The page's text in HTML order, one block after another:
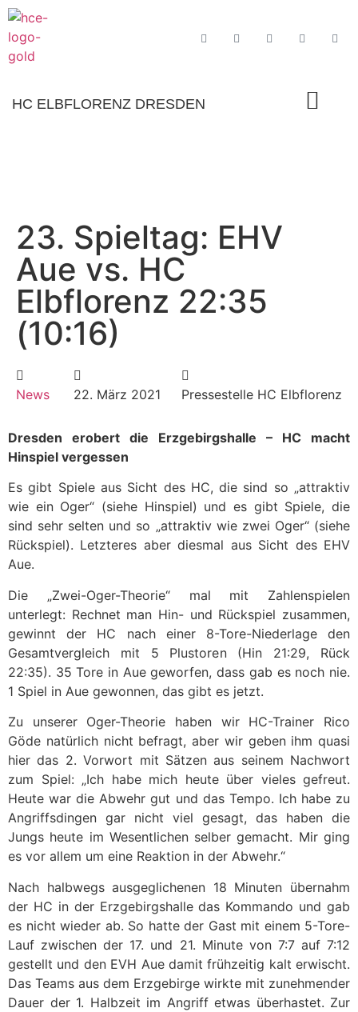
HC ELBFLORENZ DRESDEN
23. Spieltag: EHV
Aue vs. HC
Elbflorenz 22:35
(10:16)
News 22. März 2021 Pressestelle HC Elbflorenz
Dresden erobert die Erzgebirgshalle – HC macht
Hinspiel vergessen
Es gibt Spiele aus Sicht des HC, die sind so „attraktiv
wie ein Oger“ (siehe Hinspiel) und es gibt Spiele, die
sind sehr selten und so „attraktiv wie zwei Oger“ (siehe
Rückspiel). Letzteres aber diesmal aus Sicht des EHV
Aue.
Die „Zwei-Oger-Theorie“ mal mit Zahlenspielen
unterlegt: Rechnet man Hin- und Rückspiel zusammen,
gewinnt der HC nach einer 8-Tore-Niederlage den
Gesamtvergleich mit 5 Plustoren (Hin 21:29, Rück
22:35). 35 Tore in Aue geworfen, dass gab es noch nie.
1 Spiel in Aue gewonnen, das gibt es jetzt.
Zu unserer Oger-Theorie haben wir HC-Trainer Rico
Göde natürlich nicht befragt, aber wir geben ihm quasi
hier das 2. Vorwort mit Sätzen aus seinem Nachwort
zum Spiel: „Ich habe mich heute über vieles gefreut.
Heute war die Abwehr gut und das Tempo. Ich habe zu
Angriffsdingen gar nicht viel gesagt, das haben die
Jungs heute im Wesentlichen selber gemacht. Mir ging
es vor allem um eine Reaktion in der Abwehr.“
Nach halbwegs ausgeglichenen 18 Minuten übernahm
der HC in der Erzgebirgshalle das Kommando und gab
es nicht wieder ab. So hatte der Gast mit einem 5-Tore-
Lauf zwischen der 17. und 21. Minute von 7:7 auf 7:12
gestellt und den EVH Aue damit frühzeitig kalt erwischt.
Das Teams aus dem Erzgebirge wirkte mit zunehmender
Dauer der 1. Halbzeit im Angriff etwas überhastet. Zur